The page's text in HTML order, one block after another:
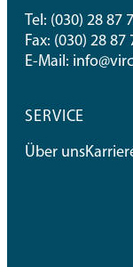
Tel: (030) 28 87
Fax: (030) 28 87
E-Mail:
SERVICE
Über uns